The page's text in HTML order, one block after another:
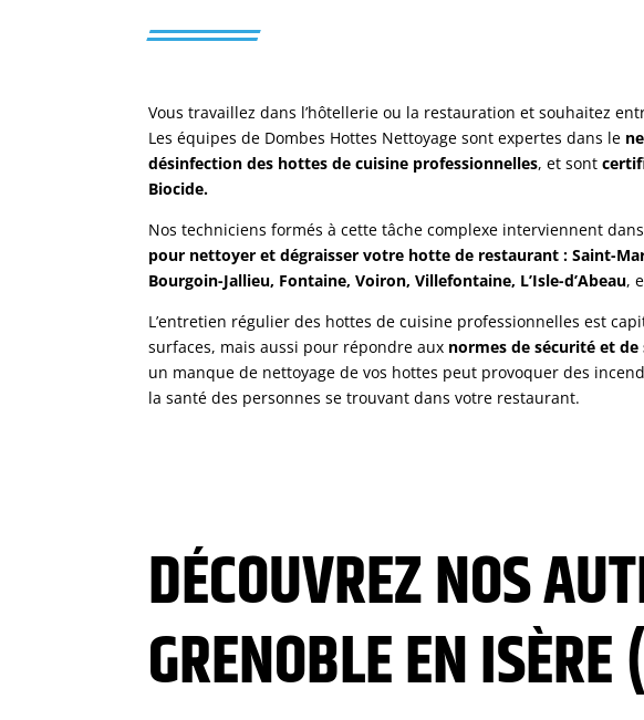
Vous travaillez dans l’hôtellerie ou la restauration et souhaitez
Les équipes de Dombes Hottes Nettoyage sont expertes dans le
désinfection des hottes de cuisine professionnelles, et sont
Biocide.
Nos techniciens formés à cette tâche complexe interviennent
pour nettoyer et dégraisser votre hotte de restaurant : Saint-
Bourgoin-Jallieu, Fontaine, Voiron, Villefontaine, L’Isle-d’Abeau,
L’entretien régulier des hottes de cuisine professionnelles est
surfaces, mais aussi pour répondre aux normes de sécurité et de
un manque de nettoyage de vos hottes peut provoquer des
la santé des personnes se trouvant dans votre restaurant.
DÉCOUVREZ NOS
GRENOBLE EN